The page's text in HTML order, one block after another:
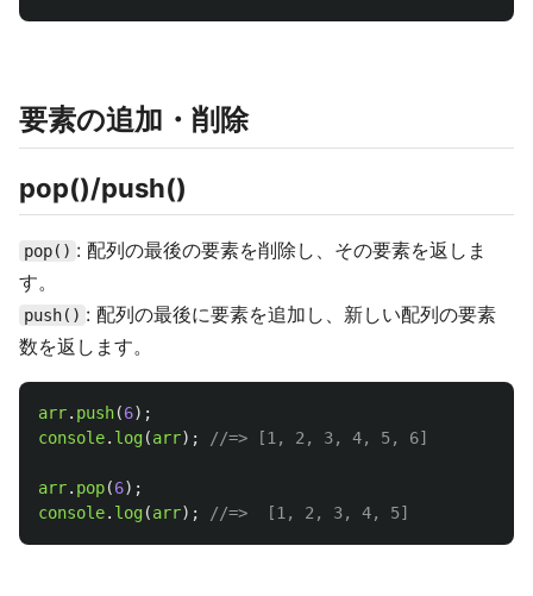
要素の追加・削除
pop()/push()
pop() : 配列の最後の要素を削除し、その要素を返しま
す。
push() : 配列の最後に要素を追加し、新しい配列の要素
数を返します。
arr. push(6);
console. log(arr); //=> [1, 2, 3, 4, 5, 6]
arr. pop(6);
console. log(arr); //=>  [1, 2, 3, 4, 5]